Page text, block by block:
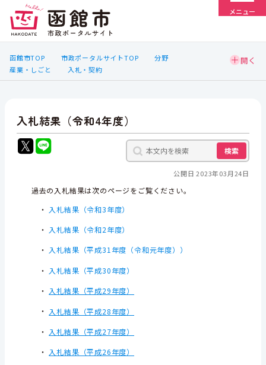
メニュー
函館市TOP 市政ポータルサイトTOP
分野
産業・しごと
入札・契約
入札結果（令和4年度）
検索
公開日 2023年03月24日
過去の入札結果は次のページをご覧ください。
・ 入札結果（令和3年度）
・ 入札結果（令和2年度）
・ 入札結果（平成31年度（令和元年度））
・ 入札結果（平成30年度）
・ 入札結果（平成29年度）
・ 入札結果（平成28年度）
・ 入札結果（平成27年度）
・ 入札結果（平成26年度）